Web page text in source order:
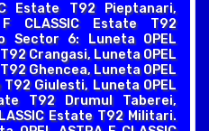
Estate T92 Pieptanari,
CLASSIC Estate T92
Sector 6: Luneta OPEL
Crangasi, Luneta OPEL
Ghencea, Luneta OPEL
T92 Giulesti, Luneta OPEL
T92 Drumul Taberei,
Estate T92 Militari.